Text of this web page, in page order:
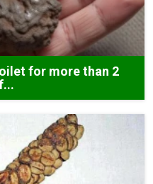
for more than 2